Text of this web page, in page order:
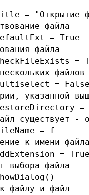
= "Открытие
файла
= True
файла
=
файлов
=
указанной
=
существует -
= f
к имени
=
выбора файла
файлу и файл